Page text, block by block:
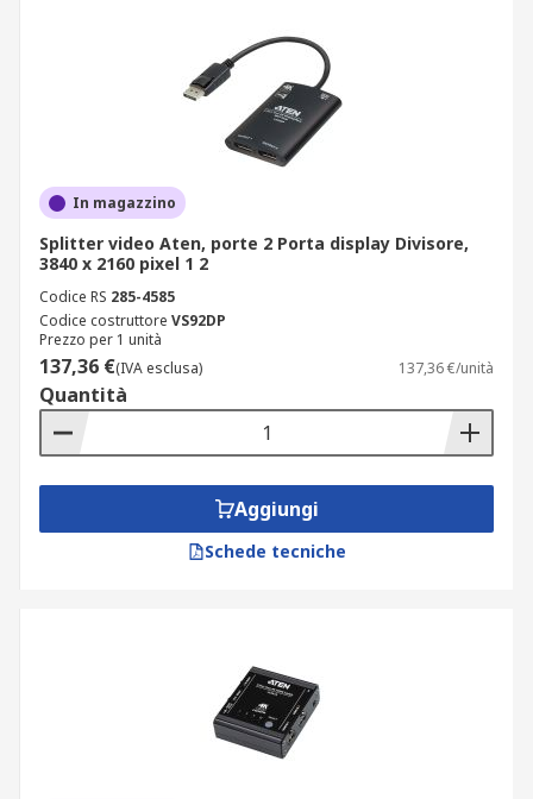
In magazzino
Splitter video Aten, porte 2 Porta display Divisore,
3840 x 2160 pixel 1 2
Codice RS 285-4585
Codice costruttore VS92DP
Prezzo per 1 unità
137,36 €(IVA esclusa) 137,36 €/unità
Quantità
Aggiungi
Schede tecniche